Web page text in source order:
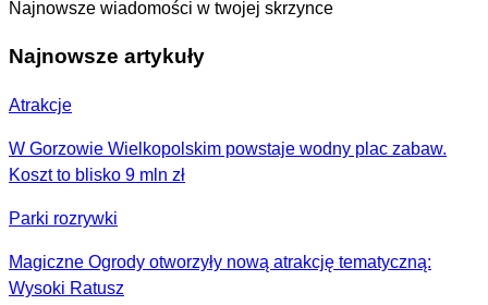
Najnowsze wiadomości w twojej skrzynce
Najnowsze artykuły
Atrakcje
W Gorzowie Wielkopolskim powstaje wodny plac zabaw.
Koszt to blisko 9 mln zł
Parki rozrywki
Magiczne Ogrody otworzyły nową atrakcję tematyczną:
Wysoki Ratusz